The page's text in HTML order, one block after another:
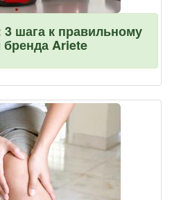
3 шага к правильному
Ariete